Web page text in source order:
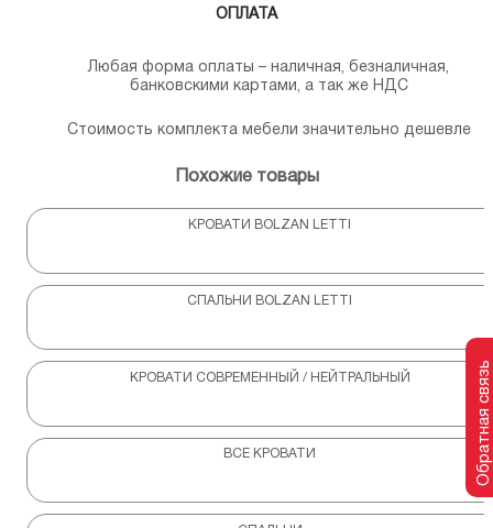
ОПЛАТА
Любая форма оплаты – наличная, безналичная,
банковскими картами, а так же НДС
Стоимость комплекта мебели значительно дешевле
Похожие товары
КРОВАТИ BOLZAN LETTI
СПАЛЬНИ BOLZAN LETTI
КРОВАТИ СОВРЕМЕННЫЙ / НЕЙТРАЛЬНЫЙ
ВСЕ КРОВАТИ Обратная связь